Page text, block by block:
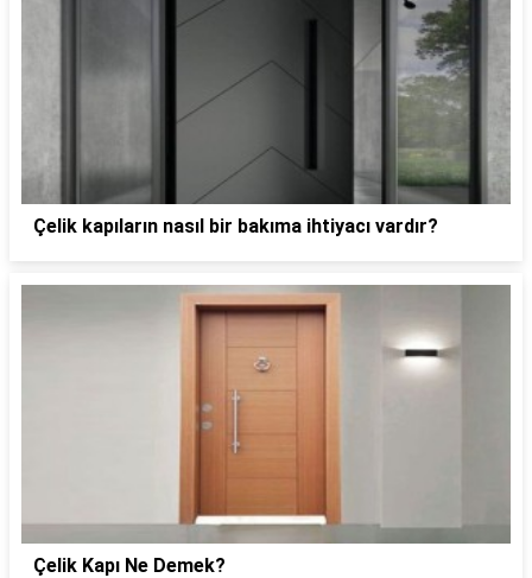
Çelik kapıların nasıl bir bakıma ihtiyacı vardır?
Çelik Kapı Ne Demek?